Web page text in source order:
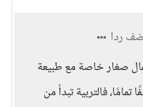
ردا
صغار خاصة مع طبيعة
فالتربية تبدأ من